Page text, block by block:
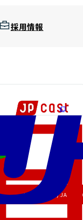
採用情報
Copyright (C) JAPAN